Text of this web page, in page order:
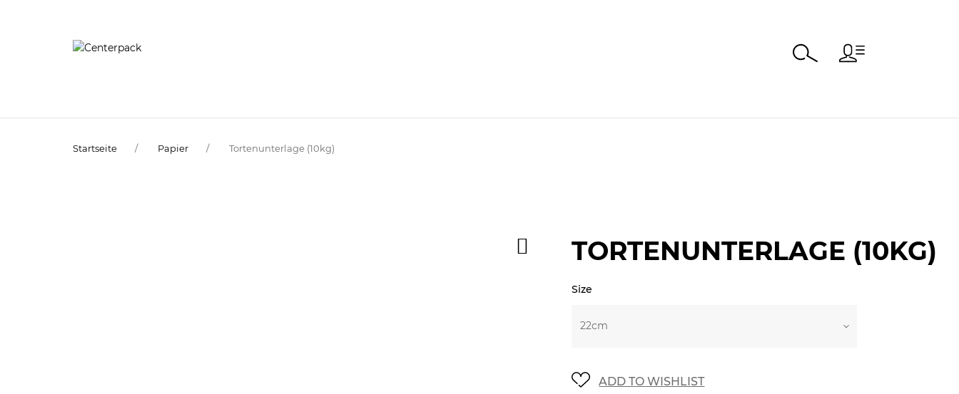
Startseite Papier Tortenunterlage (10kg)
TORTENUNTERLAGE (10KG)
Size
ADD TO WISHLIST